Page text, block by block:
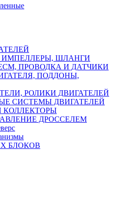
ШЛАНГИ
ПРОВОДКА И ДАТЧИКИ
ПОДДОНЫ,
РОЛИКИ ДВИГАТЕЛЕЙ
СИСТЕМЫ ДВИГАТЕЛЕЙ
ДРОССЕЛЕМ
БЛОКОВ